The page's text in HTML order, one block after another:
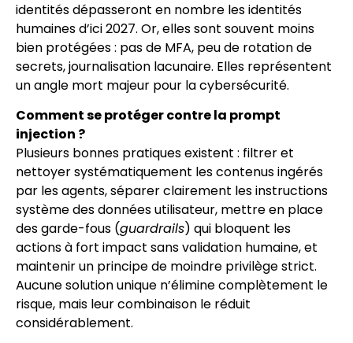
identités dépasseront en nombre les identités
humaines d’ici 2027. Or, elles sont souvent moins
bien protégées : pas de MFA, peu de rotation de
secrets, journalisation lacunaire. Elles représentent
un angle mort majeur pour la cybersécurité.
Comment se protéger contre la prompt
injection ?
Plusieurs bonnes pratiques existent : filtrer et
nettoyer systématiquement les contenus ingérés
par les agents, séparer clairement les instructions
système des données utilisateur, mettre en place
des garde-fous (guardrails) qui bloquent les
actions à fort impact sans validation humaine, et
maintenir un principe de moindre privilège strict.
Aucune solution unique n’élimine complètement le
risque, mais leur combinaison le réduit
considérablement.